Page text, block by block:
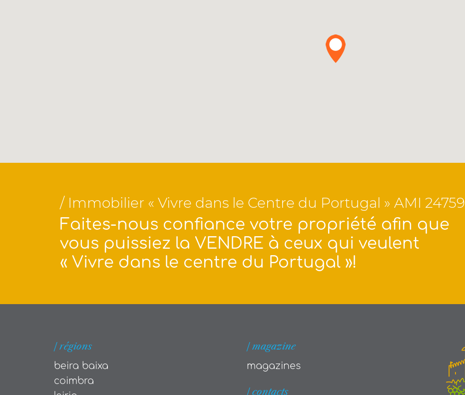
/ Immobilier « Vivre dans le Centre du Portugal » AMI 24759
Faites-nous confiance votre propriété afin que
vous puissiez la VENDRE à ceux qui veulent
« Vivre dans le centre du Portugal »!
| régions
beira baixa
coimbra
| magazine
magazines
| contacts